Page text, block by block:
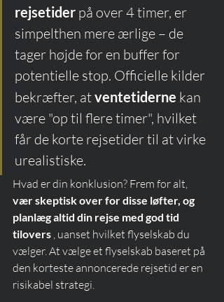
rejsetider på over 4 timer, er
simpelthen mere ærlige – de
tager højde for en buffer for
potentielle stop. Officielle kilder
bekræfter, at ventetiderne kan
være "op til flere timer", hvilket
får de korte rejsetider til at virke
urealistiske.
Hvad er din konklusion? Frem for alt,
vær skeptisk over for disse løfter, og
planlæg altid din rejse med god tid
tilovers , uanset hvilket flyselskab du
vælger. At vælge et flyselskab baseret på
den korteste annoncerede rejsetid er en
risikabel strategi.